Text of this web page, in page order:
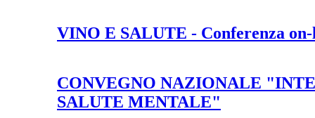
VINO E SALUTE - Conferenza
CONVEGNO NAZIONALE
SALUTE MENTALE"